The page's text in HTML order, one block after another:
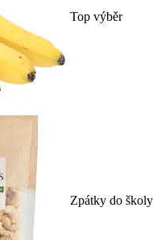
Top výběr
Zpátky do školy